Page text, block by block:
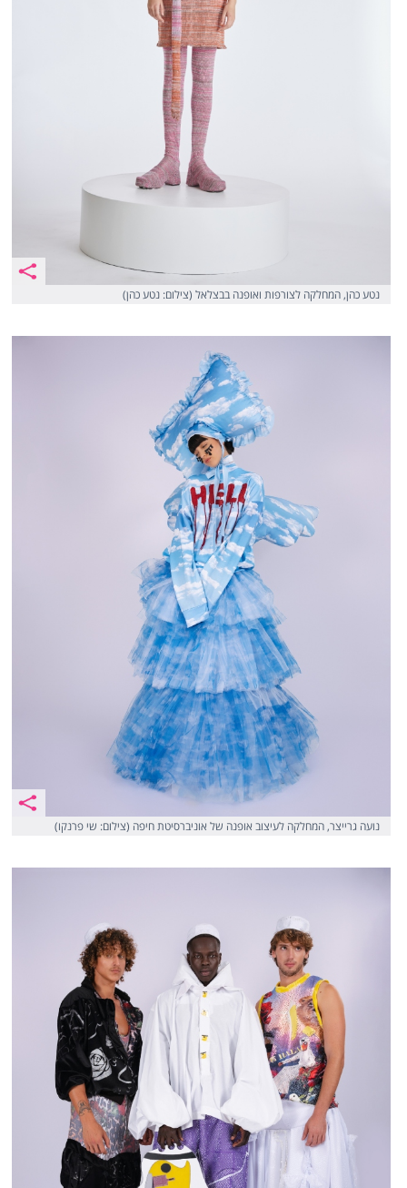
נטע כהן, המחלקה לצורפות ואופנה בבצלאל (צילום: נטע כהן)
נועה גרייצר, המחלקה לעיצוב אופנה של אוניברסיטת חיפה (צילום: שי פרנקו)